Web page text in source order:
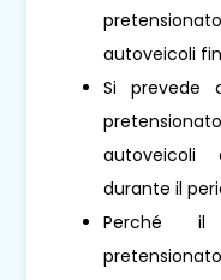
autoveicoli
Si prevede
autoveicoli
durante il
Perché